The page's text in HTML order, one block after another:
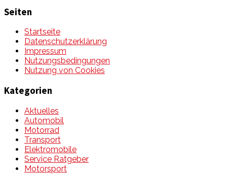
Seiten
Startseite
Datenschutzerklärung
Impressum
Nutzungsbedingungen
Nutzung von Cookies
Kategorien
Aktuelles
Automobil
Motorrad
Transport
Elektromobile
Service Ratgeber
Motorsport